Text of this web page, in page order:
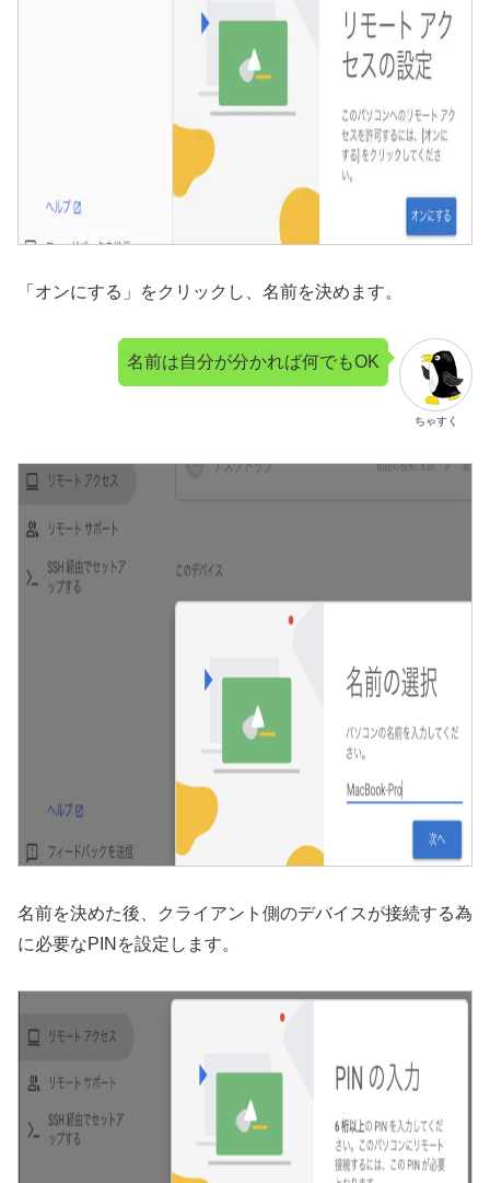
「オンにする」をクリックし、名前を決めます。
ちゃすく
名前は自分が分かれば何でもOK
名前を決めた後、クライアント側のデバイスが接続する為
に必要なPINを設定します。